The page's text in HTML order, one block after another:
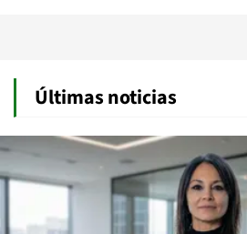
Últimas noticias